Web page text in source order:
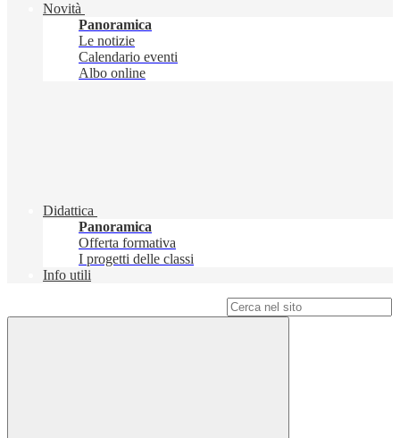
Novità
Panoramica
Le notizie
Calendario eventi
Albo online
Didattica
Panoramica
Offerta formativa
I progetti delle classi
Info utili